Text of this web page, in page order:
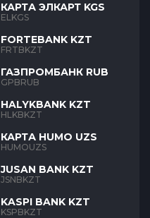
КАРТА ЭЛКАРТ KGS
ELKGS
FORTEBANK KZT
FRTBKZT
ГАЗПРОМБАНК RUB
GPBRUB
HALYKBANK KZT
HLKBKZT
КАРТА HUMO UZS
HUMOUZS
JUSAN BANK KZT
JSNBKZT
KASPI BANK KZT
KSPBKZT